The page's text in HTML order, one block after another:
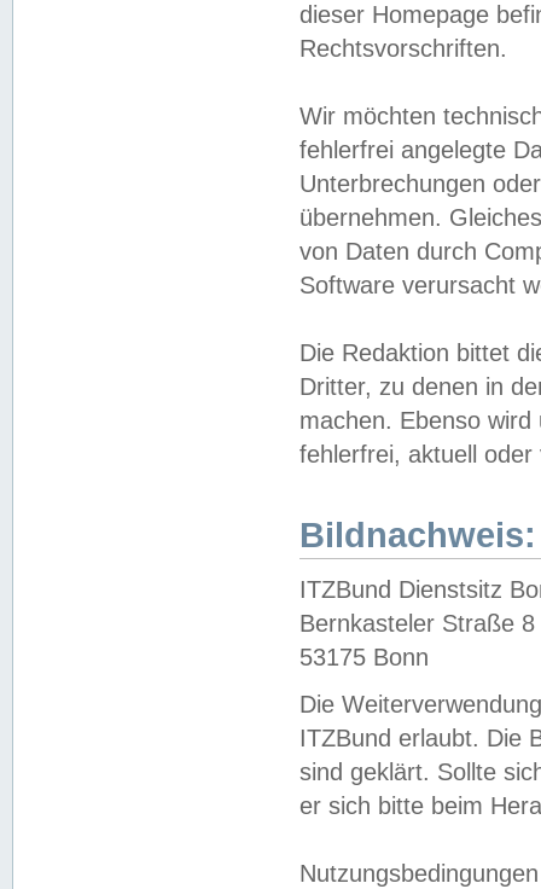
dieser Homepage
Rechtsvorschriften.
Wir möchten
fehlerfrei angelegte
Unterbrechungen
übernehmen.
von Daten durch
Software verursacht
Die Redaktion bittet
Dritter, zu denen in
machen. Ebenso
fehlerfrei, aktuell oder
Bildnachweis:
ITZBund Dienstsitz
Bernkasteler Straße 8
53175 Bonn
Die
ITZBund erlaubt. Die
sind geklärt. Sollte
er sich bitte beim